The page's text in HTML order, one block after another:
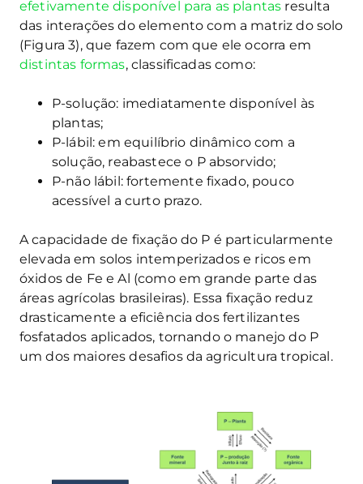
efetivamente disponível para as plantas resulta
das interações do elemento com a matriz do solo
(Figura 3), que fazem com que ele ocorra em
distintas formas, classificadas como:
P-solução: imediatamente disponível às
plantas;
P-lábil: em equilíbrio dinâmico com a
solução, reabastece o P absorvido;
P-não lábil: fortemente fixado, pouco
acessível a curto prazo.
A capacidade de fixação do P é particularmente
elevada em solos intemperizados e ricos em
óxidos de Fe e Al (como em grande parte das
áreas agrícolas brasileiras). Essa fixação reduz
drasticamente a eficiência dos fertilizantes
fosfatados aplicados, tornando o manejo do P
um dos maiores desafios da agricultura tropical.